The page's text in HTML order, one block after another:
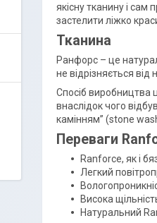
якісну тканину і сам
застелити ліжко
Тканина
Ранфорс – це
не відрізняється
Спосіб виробництва
внаслідок чого
камінням” (stone
Переваги
Ranforce, як і
Легкий
Висока
Натуральний